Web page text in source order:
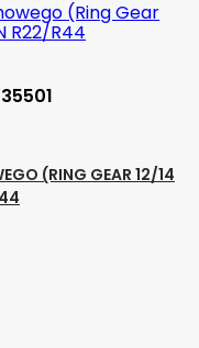
(RING GEAR 12/14